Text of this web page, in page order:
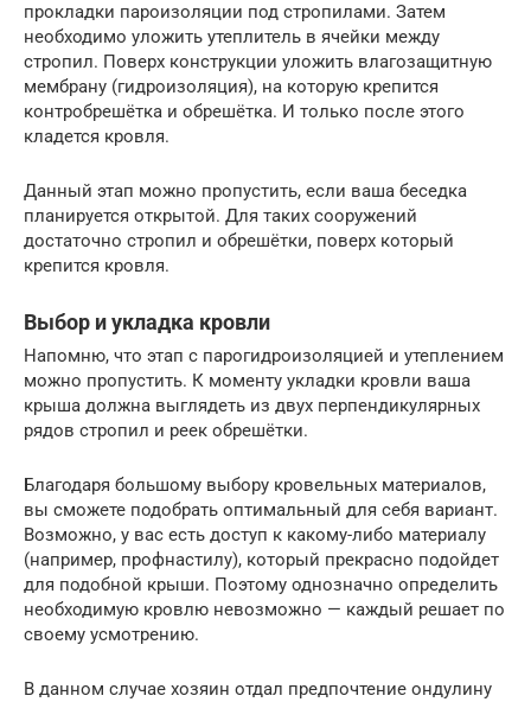
прокладки пароизоляции под стропилами. Затем
необходимо уложить утеплитель в ячейки между
стропил. Поверх конструкции уложить влагозащитную
мембрану (гидроизоляция), на которую крепится
контробрешётка и обрешётка. И только после этого
кладется кровля.
Данный этап можно пропустить, если ваша беседка
планируется открытой. Для таких сооружений
достаточно стропил и обрешётки, поверх который
крепится кровля.
Выбор и укладка кровли
Напомню, что этап с парогидроизоляцией и утеплением
можно пропустить. К моменту укладки кровли ваша
крыша должна выглядеть из двух перпендикулярных
рядов стропил и реек обрешётки.
Благодаря большому выбору кровельных материалов,
вы сможете подобрать оптимальный для себя вариант.
Возможно, у вас есть доступ к какому-либо материалу
(например, профнастилу), который прекрасно подойдет
для подобной крыши. Поэтому однозначно определить
необходимую кровлю невозможно — каждый решает по
своему усмотрению.
В данном случае хозяин отдал предпочтение ондулину